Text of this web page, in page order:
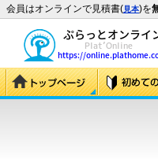
会員はオンラインで見積書(見本)を